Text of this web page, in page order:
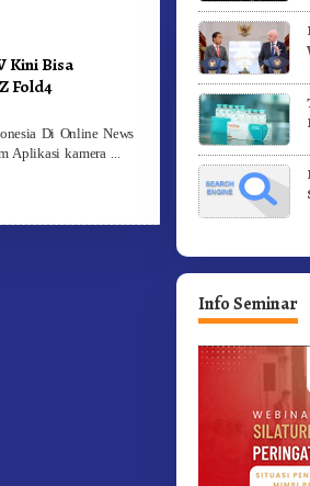
Kini Bisa
Fold4
Di Online News
Aplikasi kamera
Info Seminar